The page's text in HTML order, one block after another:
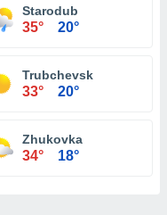
Starodub
35° 20°
Trubchevsk
33° 20°
Zhukovka
34° 18°